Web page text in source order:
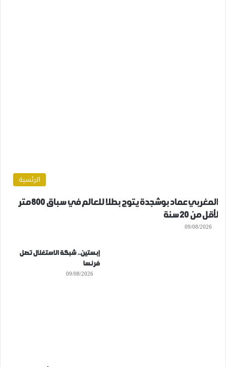
الرئسية
المغربي عماد بوشجدة يتوج بطلا للعالم في سباق 800 متر
لأقل من 20 سنة
09/08/2026
إبستين.. شبكة الاستغلال تصل
فرنسا
09/08/2026